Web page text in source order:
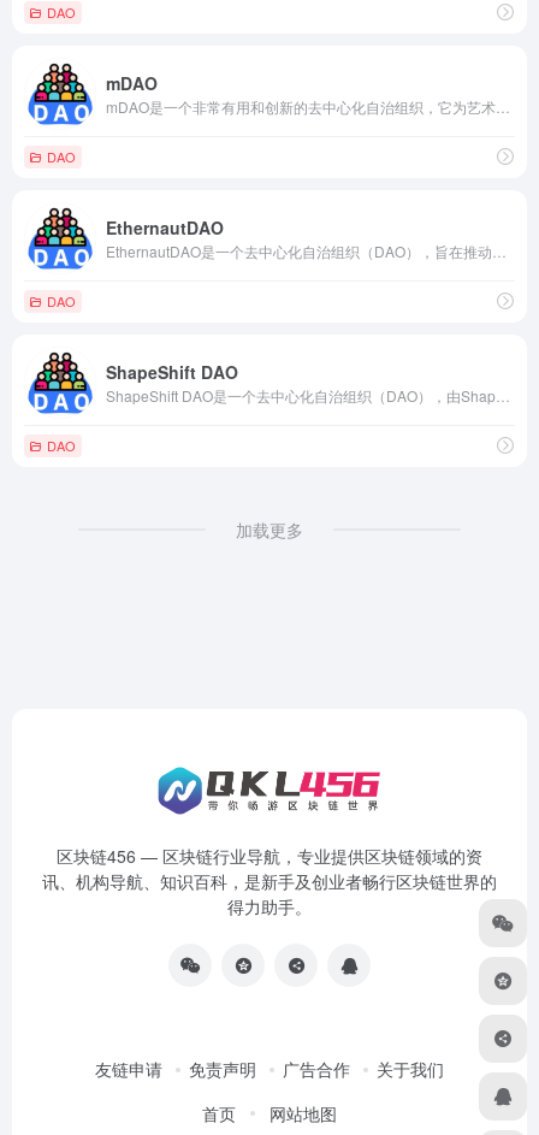
DAO
mDAO
DAO
EthernautDAO
DAO
ShapeShift DAO
DAO
加载更多
区块链456 — 区块链行业导航，专业提供区块链领域的资
讯、机构导航、知识百科，是新手及创业者畅行区块链世界的
得力助手。
友链申请 免责声明 广告合作
关于我们
首页
网站地图